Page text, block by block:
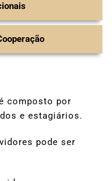
composto por
e estagiários.
pode ser